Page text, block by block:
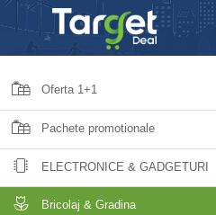
Oferta 1+1
Pachete promotionale
ELECTRONICE & GADGETURI
Bricolaj & Gradina